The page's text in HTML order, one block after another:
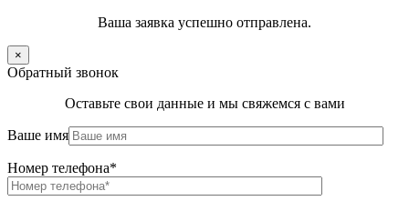
Ваша заявка успешно отправлена.
×
Обратный звонок
Оставьте свои данные и мы свяжемся с вами
Ваше имя
Номер телефона*